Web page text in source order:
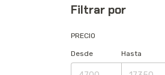
Filtrar por
PRECIO
Desde Hasta